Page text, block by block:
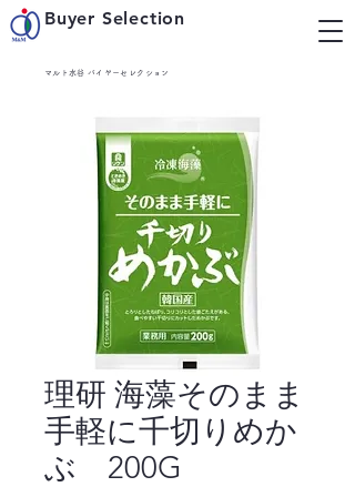
Buyer Selection
マルト水谷 バイヤーセレクション
理研 海藻そのまま
手軽に千切りめか
ぶ 200G